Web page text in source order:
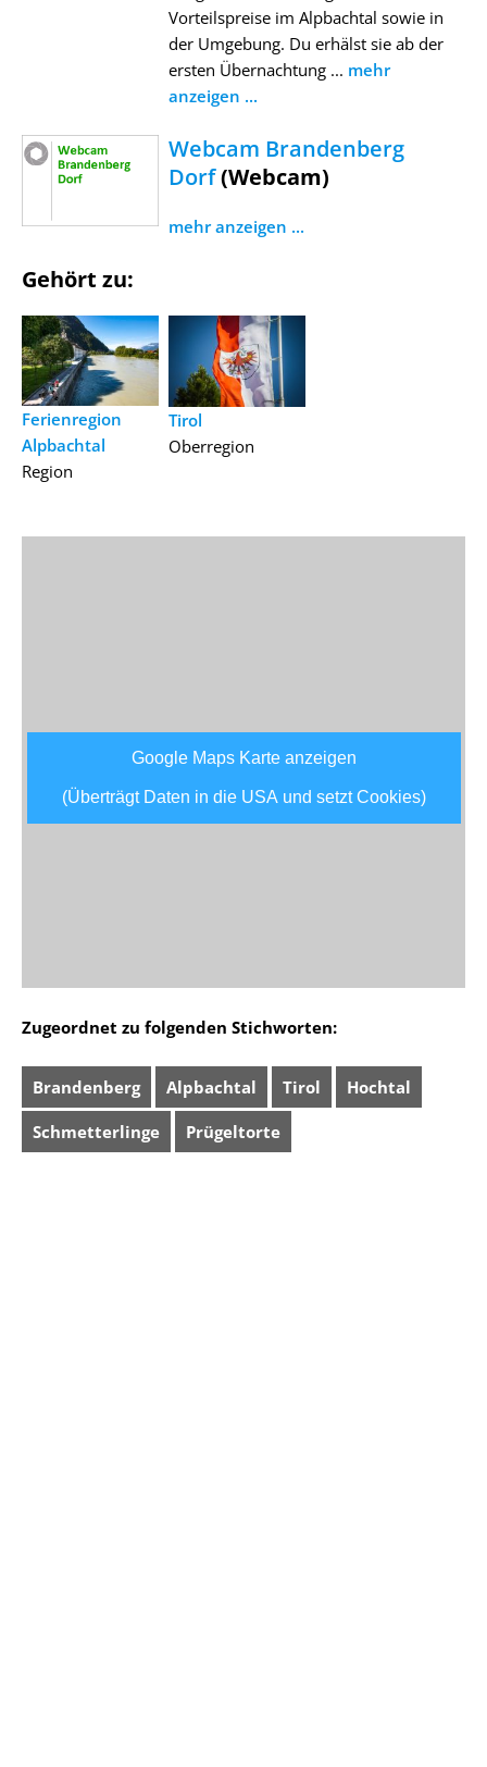
Vorteilspreise im Alpbachtal sowie in
der Umgebung. Du erhälst sie ab der
ersten Übernachtung ... mehr
anzeigen ...
Webcam Brandenberg
Dorf(Webcam)
mehr anzeigen ...
Gehört zu:
Ferienregion
Alpbachtal
Region
Tirol
Oberregion
Google Maps Karte anzeigen
(Überträgt Daten in die USA und setzt Cookies)
Zugeordnet zu folgenden Stichworten:
Brandenberg Alpbachtal Tirol Hochtal
Schmetterlinge Prügeltorte